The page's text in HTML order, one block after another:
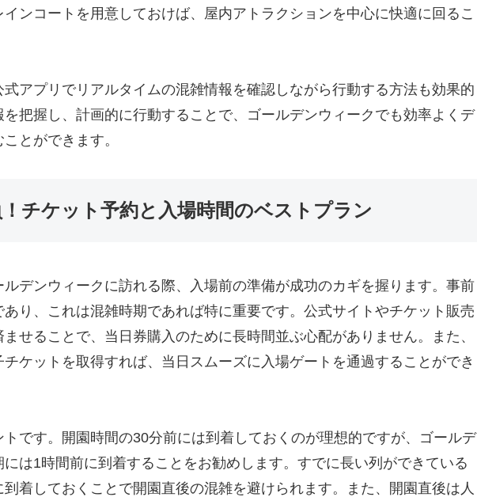
ンコートを用意しておけば、屋内アトラクションを中心に快適に回るこ
アプリでリアルタイムの混雑情報を確認しながら行動する方法も効果的
把握し、計画的に行動することで、ゴールデンウィークでも効率よくデ
とができます。
チケット予約と入場時間のベストプラン
デンウィークに訪れる際、入場前の準備が成功のカギを握ります。事前
り、これは混雑時期であれば特に重要です。公式サイトやチケット販売
せることで、当日券購入のために長時間並ぶ心配がありません。また、
ケットを取得すれば、当日スムーズに入場ゲートを通過することができ
トです。開園時間の30分前には到着しておくのが理想的ですが、ゴールデ
は1時間前に到着することをお勧めします。すでに長い列ができている
着しておくことで開園直後の混雑を避けられます。また、開園直後は人